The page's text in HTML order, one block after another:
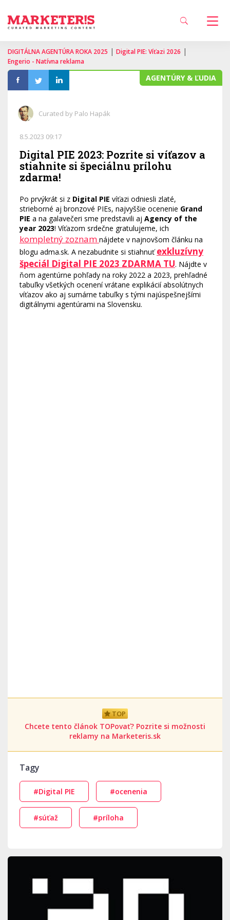
DIGITÁLNA AGENTÚRA ROKA 2025 | Digital PIE: Víťazi 2026 |
Engerio - Natívna reklama
AGENTÚRY & ĽUDIA
Curated by Palo Hapák
8.5.2023 09:17
Digital PIE 2023: Pozrite si víťazov a
stiahnite si špeciálnu prílohu
zdarma!
Po prvýkrát si z Digital PIE víťazi odniesli zlaté,
strieborné aj bronzové PIEs, najvyššie ocenenie Grand
PIE a na galavečeri sme predstavili aj Agency of the
year 2023! Víťazom srdečne gratulujeme, ich
kompletný zoznam nájdete v najnovšom článku na
blogu adma.sk. A nezabudnite si stiahnuťexkluzívny
špeciál Digital PIE 2023 ZDARMA TU. Nájdte v
ňom agentúrne pohľady na roky 2022 a 2023, prehľadné
tabuľky všetkých ocenení vrátane explikácií absolútnych
víťazov ako aj sumárne tabuľky s tými najúspešnejšími
digitálnymi agentúrami na Slovensku.
TOP
Chcete tento článok TOPovať? Pozrite si možnosti
reklamy na Marketeris.sk
Tagy
#Digital PIE #ocenenia
#súťaž #príloha